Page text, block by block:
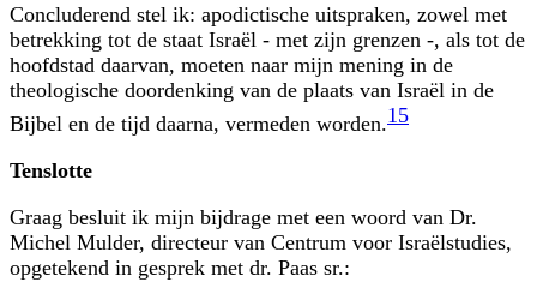
Concluderend stel ik: apodictische uitspraken, zowel met
betrekking tot de staat Israël - met zijn grenzen -, als tot de
hoofdstad daarvan, moeten naar mijn mening in de
theologische doordenking van de plaats van Israël in de
Bijbel en de tijd daarna, vermeden worden.15
Tenslotte
Graag besluit ik mijn bijdrage met een woord van Dr.
Michel Mulder, directeur van Centrum voor Israëlstudies,
opgetekend in gesprek met dr. Paas sr.: